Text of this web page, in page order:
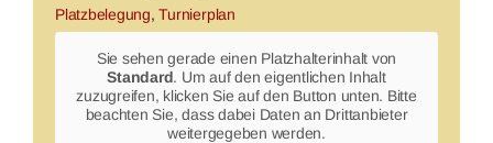
Platzbelegung,Turnierplan
Sie sehen gerade einen Platzhalterinhalt von
Standard. Um auf den eigentlichen Inhalt
zuzugreifen, klicken Sie auf den Button unten. Bitte
beachten Sie, dass dabei Daten an Drittanbieter
weitergegeben werden.